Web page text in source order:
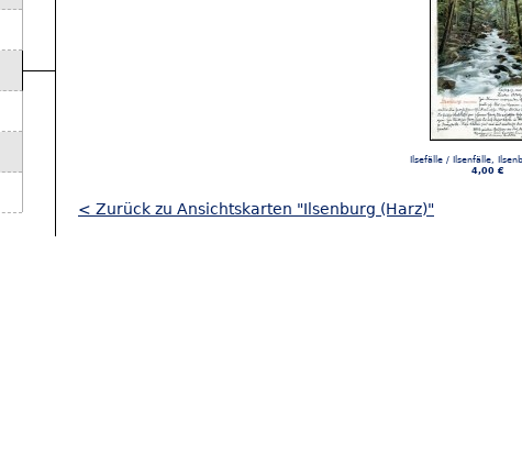
Ilsefälle / Ilsenfälle,
4,00 €
< Zurück zu Ansichtskarten "Ilsenburg (Harz)"